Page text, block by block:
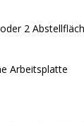
2
Arbeitsplatte